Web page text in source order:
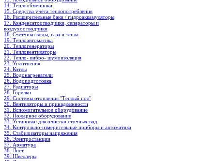
14. Теплообменники
15. Средства учета теплопотребления
16. Расширительные баки / гидроаккамуляторы
17. Конденсатоотводчики, сепараторы и
воздухоотводчики
18. Счетчики воды, газа и тепла
19. Теплоавтоматика
20. Теплогенераторы
21. Тепловентиляторы
22. Тепло- вибро- шумоизоляция
23. Уплотнения
24. Котлы
25. Водонагреватели
26. Водоподготовка
27. Радиаторы
28. Горелки
29. Системы отопления "Теплый пол"
30. Вентиляторы и принадлежности
31. Вспомогательное оборудование
32. Пожарное оборудование
33. Установки для очистки сточных вод
34. Контрольно-измерительные приборы и автоматика
35. Стабилизаторы напряжения
36. Электростанции
37. Арматура
38. Лист
39. Швеллеры